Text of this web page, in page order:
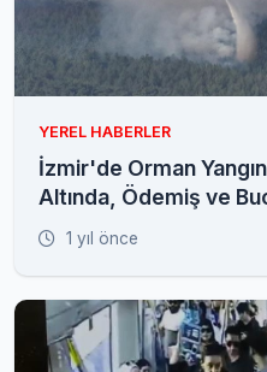
YEREL HABERLER
İzmir'de Orman
Altında, Ödemiş ve
Sürüyor
1 yıl önce